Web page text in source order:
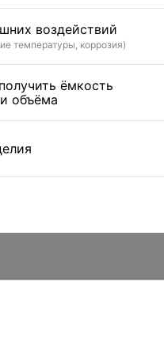
воздействий
температуры, коррозия)
ёмкость
объёма